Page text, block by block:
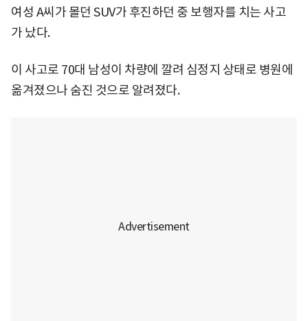
여성 A씨가 몰던 SUV가 후진하던 중 보행자를 치는 사고
가 났다.
이 사고로 70대 남성이 차량에 깔려 심정지 상태로 병원에
옮겨졌으나 숨진 것으로 알려졌다.